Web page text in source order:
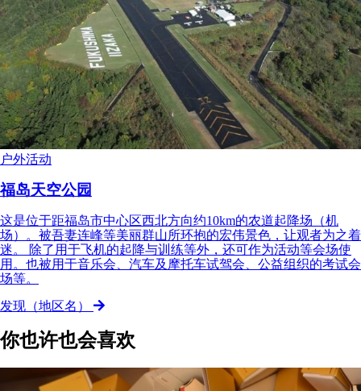
户外活动
福岛天空公园
这是位于距福岛市中心区西北方向约10km的农道起降场（机
场）。被吾妻连峰等美丽群山所环抱的宏伟景色，让观者为之着
迷。 除了用于飞机的起降与训练等外，还可作为活动等会场使
用。也被用于音乐会、汽车及摩托车试驾会、公益组织的考试会
场等。
发现（地区名）
你也许也会喜欢